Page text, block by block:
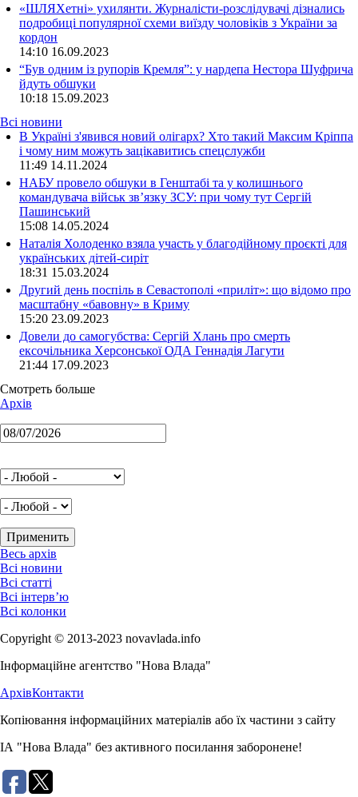
«ШЛЯХетні» ухилянти. Журналісти-розслідувачі дізнались
подробиці популярної схеми виїзду чоловіків з України за
кордон
14:10 16.09.2023
“Був одним із рупорів Кремля”: у нардепа Нестора Шуфрича
йдуть обшуки
10:18 15.09.2023
Всі новини
В Україні з'явився новий олігарх? Хто такий Максим Кріппа
і чому ним можуть зацікавитись спецслужби
11:49 14.11.2024
НАБУ провело обшуки в Генштабі та у колишнього
командувача військ зв’язку ЗСУ: при чому тут Сергій
Пашинський
15:08 14.05.2024
Наталія Холоденко взяла участь у благодійному проєкті для
українських дітей-сиріт
18:31 15.03.2024
Другий день поспіль в Севастополі «приліт»: що відомо про
масштабну «бавовну» в Криму
15:20 23.09.2023
Довели до самогубства: Сергій Хлань про смерть
ексочільника Херсонської ОДА Геннадія Лагути
21:44 17.09.2023
Смотреть больше
Архів
Весь архів
Всі новини
Всі статті
Всі інтерв’ю
Всі колонки
Copyright © 2013-2023 novavlada.info
Інформаційне агентство "Нова Влада"
АрхівКонтакти
Копіювання інформаційних матеріалів або їх частини з сайту
ІА "Нова Влада" без активного посилання заборонене!